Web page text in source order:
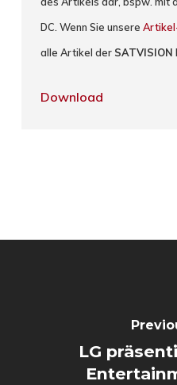
DC. Wenn Sie unsere
alle Artikel der SATVISION
Download
LG